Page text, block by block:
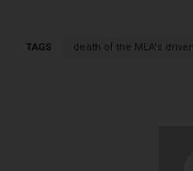
TAGS death of the MLA's driver